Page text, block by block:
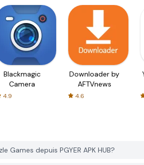
Blackmagic
Camera
4.9
Downloader by
AFTVnews
4.6
depuis PGYER APK HUB?